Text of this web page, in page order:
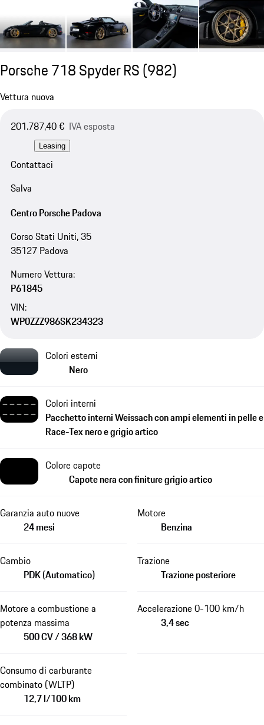
Porsche 718 Spyder RS(982)
Vettura nuova
201.787,40 € IVA esposta
Leasing
Contattaci
Salva
Centro Porsche Padova
Corso Stati Uniti, 35
35127 Padova
Numero Vettura:
P61845
VIN:
WP0ZZZ986SK234323
Colori esterni
Nero
Colori interni
Pacchetto interni Weissach con ampi elementi in pelle e
Race-Tex nero e grigio artico
Colore capote
Capote nera con finiture grigio artico
Garanzia auto nuove
24 mesi
Motore
Benzina
Cambio
PDK (Automatico)
Trazione
Trazione posteriore
Motore a combustione a
potenza massima
500 CV / 368 kW
Accelerazione 0-100 km/h
3,4 sec
Consumo di carburante
combinato (WLTP)
12,7 l/100 km